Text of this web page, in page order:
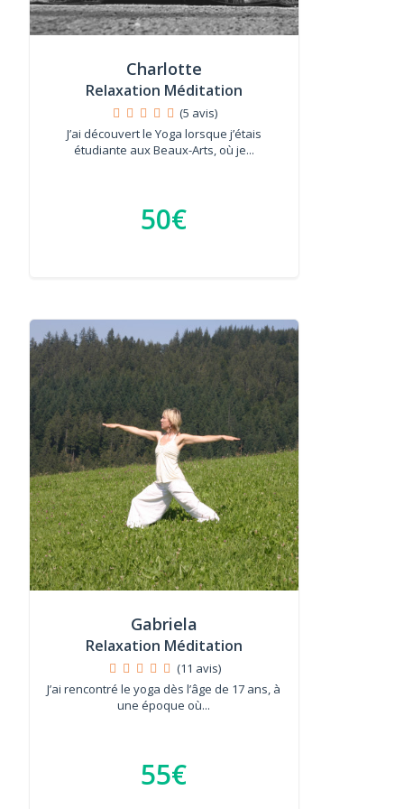
Charlotte
Relaxation Méditation
(5 avis)
J’ai découvert le Yoga lorsque j’étais
étudiante aux Beaux-Arts, où je...
50€
Gabriela
Relaxation Méditation
(11 avis)
J’ai rencontré le yoga dès l’âge de 17 ans, à
une époque où...
55€